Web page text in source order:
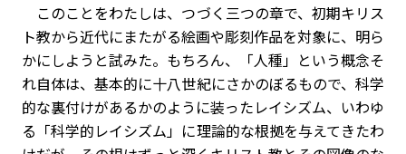
このことをわたしは、つづく三つの章で、初期キリス
ト教から近代にまたがる絵画や彫刻作品を対象に、明ら
かにしようと試みた。もちろん、「人種」という概念そ
れ自体は、基本的に十八世紀にさかのぼるもので、科学
的な裏付けがあるかのように装ったレイシズム、いわゆ
る「科学的レイシズム」に理論的な根拠を与えてきたわ